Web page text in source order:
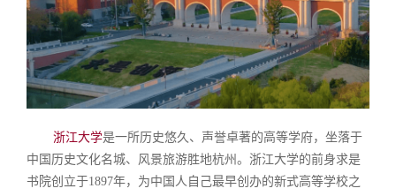
浙江大学是一所历史悠久、声誉卓著的高等学府，坐落于
中国历史文化名城、风景旅游胜地杭州。浙江大学的前身求是
书院创立于1897年，为中国人自己最早创办的新式高等学校之